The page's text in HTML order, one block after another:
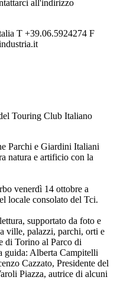
all'indirizzo
T +39.06.5924274 F
Touring Club Italiano
Parchi e Giardini Italiani
natura e artificio con la
venerdì 14 ottobre a
locale consolato del Tci.
supportato da foto e
ville, palazzi, parchi, orti e
di Torino al Parco di
guida: Alberta Campitelli
Cazzato, Presidente del
Piazza, autrice di alcuni